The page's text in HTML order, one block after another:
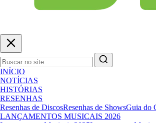
INÍCIO
NOTÍCIAS
HISTÓRIAS
RESENHAS
Resenhas de DiscosResenhas de ShowsGuia do
LANÇAMENTOS MUSICAIS 2026